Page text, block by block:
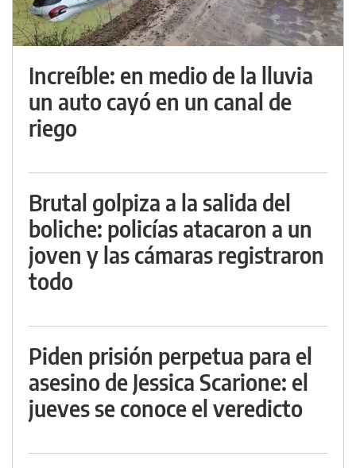
Increíble: en medio de la lluvia
un auto cayó en un canal de
riego
Brutal golpiza a la salida del
boliche: policías atacaron a un
joven y las cámaras registraron
todo
Piden prisión perpetua para el
asesino de Jessica Scarione: el
jueves se conoce el veredicto